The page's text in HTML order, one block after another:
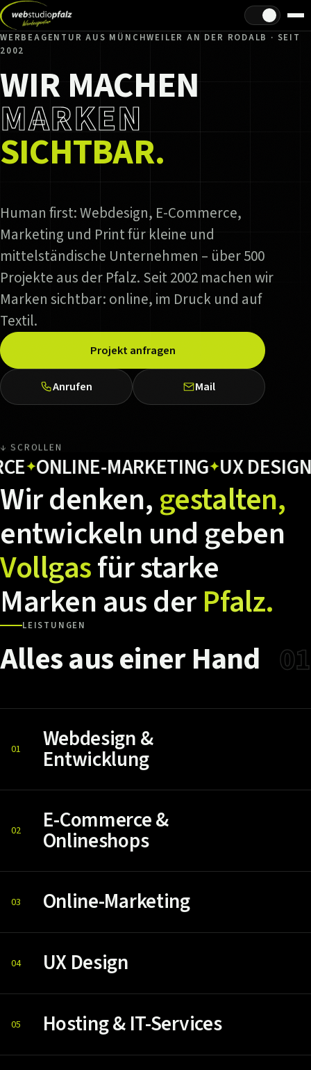
Hell/Dunkel
WERBEAGENTUR AUS MÜNCHWEILER AN DER RODALB · SEIT
2002
WIR MACHEN
MARKEN
SICHTBAR.
Human first: Webdesign, E-Commerce,
Marketing und Print für kleine und
mittelständische Unternehmen – über 500
Projekte aus der Pfalz. Seit 2002 machen wir
Marken sichtbar: online, im Druck und auf
Textil.
Projekt anfragen
Anrufen Mail
↓ SCROLLEN
ONLINE-MARKETING✦ UX DESIGN✦
Wirdenken,gestalten,
entwickeln und geben
Vollgasfürstarke
MarkenausderPfalz.
LEISTUNGEN
AllesauseinerHand 01
01 Webdesign &
Entwicklung
02 E-Commerce &
Onlineshops
03 Online-Marketing
04 UX Design
05 Hosting & IT-Services